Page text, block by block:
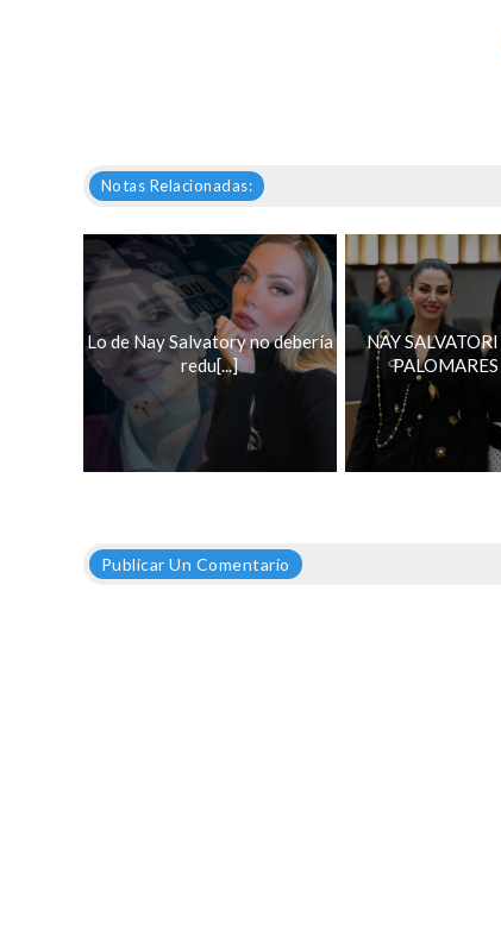
Notas Relacionadas:
Lo de Nay Salvatory no debería
redu[...]
NAY
Publicar Un Comentario